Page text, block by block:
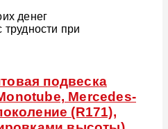
денег
трудности при
подвеска
Mercedes-
(R171),